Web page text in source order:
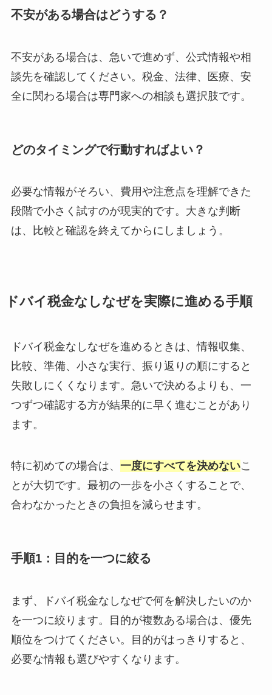
不安がある場合はどうする？
不安がある場合は、急いで進めず、公式情報や相
談先を確認してください。税金、法律、医療、安
全に関わる場合は専門家への相談も選択肢です。
どのタイミングで行動すればよい？
必要な情報がそろい、費用や注意点を理解できた
段階で小さく試すのが現実的です。大きな判断
は、比較と確認を終えてからにしましょう。
ドバイ税金なしなぜを実際に進める手順
ドバイ税金なしなぜを進めるときは、情報収集、
比較、準備、小さな実行、振り返りの順にすると
失敗しにくくなります。急いで決めるよりも、一
つずつ確認する方が結果的に早く進むことがあり
ます。
特に初めての場合は、 一度にすべてを決めないこ
とが大切です。最初の一歩を小さくすることで、
合わなかったときの負担を減らせます。
手順1：目的を一つに絞る
まず、ドバイ税金なしなぜで何を解決したいのか
を一つに絞ります。目的が複数ある場合は、優先
順位をつけてください。目的がはっきりすると、
必要な情報も選びやすくなります。